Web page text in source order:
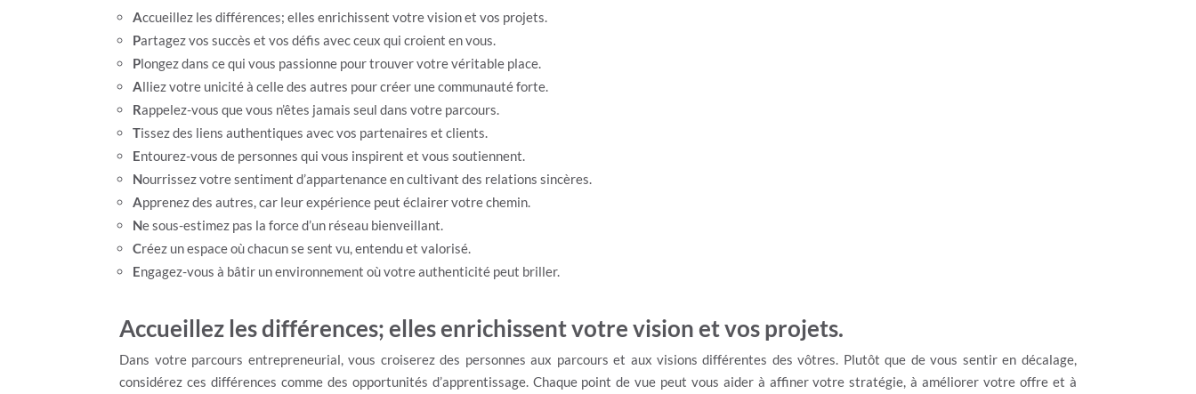
Accueillez les différences; elles enrichissent votre vision et vos projets.
Partagez vos succès et vos défis avec ceux qui croient en vous.
Plongez dans ce qui vous passionne pour trouver votre véritable place.
Alliez votre unicité à celle des autres pour créer une communauté forte.
Rappelez-vous que vous n’êtes jamais seul dans votre parcours.
Tissez des liens authentiques avec vos partenaires et clients.
Entourez-vous de personnes qui vous inspirent et vous soutiennent.
Nourrissez votre sentiment d’appartenance en cultivant des relations sincères.
Apprenez des autres, car leur expérience peut éclairer votre chemin.
Ne sous-estimez pas la force d’un réseau bienveillant.
Créez un espace où chacun se sent vu, entendu et valorisé.
Engagez-vous à bâtir un environnement où votre authenticité peut briller.
Accueillez les différences; elles enrichissent votre vision et vos projets.
Dans votre parcours entrepreneurial, vous croiserez des personnes aux parcours et aux visions différentes des vôtres. Plutôt que de vous sentir en décalage,
considérez ces différences comme des opportunités d’apprentissage. Chaque point de vue peut vous aider à affiner votre stratégie, à améliorer votre offre et à